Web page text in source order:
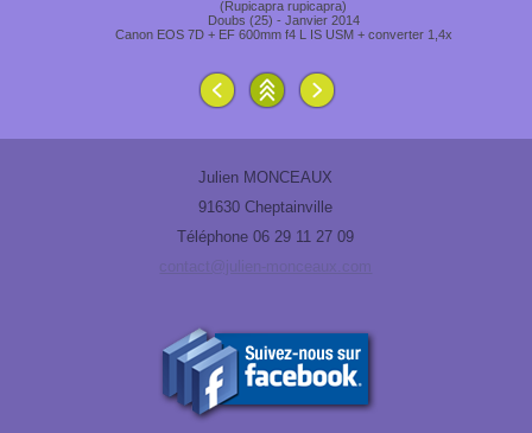
(Rupicapra rupicapra)
Doubs (25) - Janvier 2014
Canon EOS 7D + EF 600mm f4 L IS USM + converter 1,4x
Julien MONCEAUX
91630 Cheptainville
Téléphone 06 29 11 27 09
contact@julien-monceaux.com